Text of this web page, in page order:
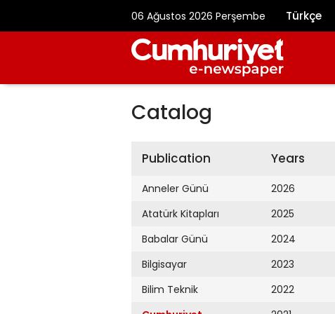
06 Ağustos 2026 Perşembe Türkçe
Catalog
Publication
Anneler Günü
Atatürk Kitapları
Babalar Günü
Bilgisayar
Bilim Teknik
Years
2026
2025
2024
2023
2022